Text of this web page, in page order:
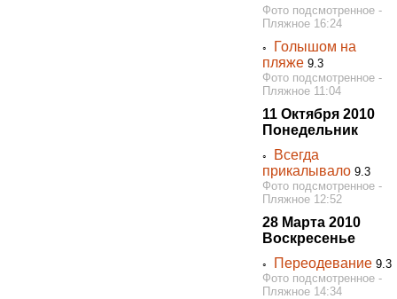
Фото подсмотренное -
Пляжное 16:24
◦
Голышом на
пляже 9.3
Фото подсмотренное -
Пляжное 11:04
11 Октября 2010
Понедельник
◦
Всегда
прикалывало 9.3
Фото подсмотренное -
Пляжное 12:52
28 Марта 2010
Воскресенье
◦ Переодевание 9.3
Фото подсмотренное -
Пляжное 14:34